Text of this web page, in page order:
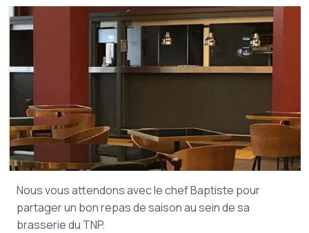
Nous vous attendons avec le chef Baptiste pour
partager un bon repas de saison au sein de sa
brasserie du TNP.